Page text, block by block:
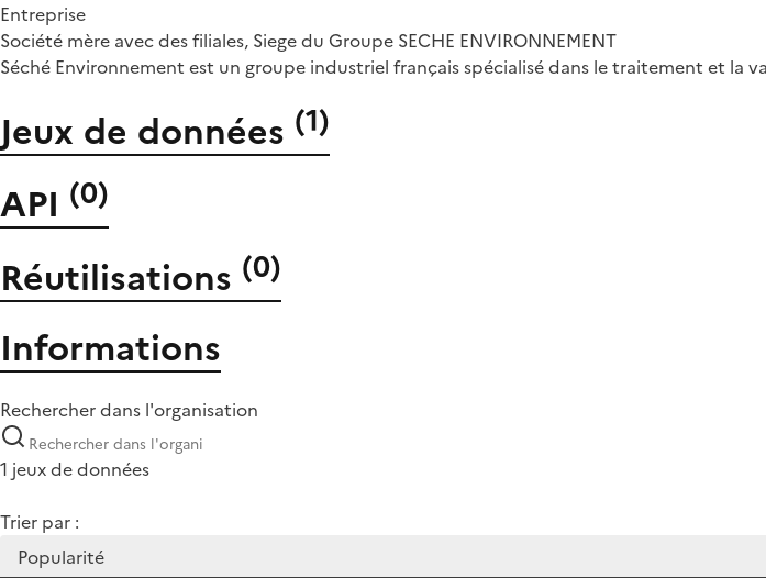
Entreprise
Société mère avec des filiales, Siege du Groupe SECHE ENVIRONNEMENT
Séché Environnement est un groupe industriel français spécialisé dans le traitement et la
Jeux de données (1)
API (0)
Réutilisations (0)
Informations
Rechercher dans l'organisation
1 jeux de données
Trier par :